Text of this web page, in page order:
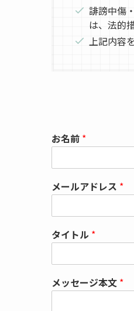
誹謗中傷
は、法的
上記内容
お名前 *
メールアドレス *
タイトル *
メッセージ本文 *